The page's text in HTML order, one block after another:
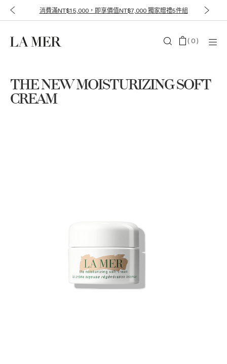
消費滿NT$15,000，即享價值NT$7,000 獨家贈禮5件組
(0)
THE NEW MOISTURIZING SOFT
CREAM